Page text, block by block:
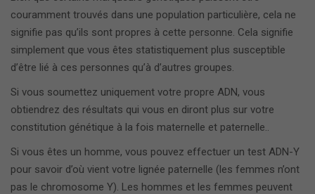
couramment trouvés dans une population particulière, cela ne
signifie pas qu’ils sont propres à cette personne. Cela signifie
simplement que vous êtes statistiquement plus susceptible
d’être lié à ces personnes qu’à d’autres groupes.
Si vous soumettez uniquement votre propre ADN, vous
obtiendrez des résultats qui vous en diront plus sur votre
constitution génétique à la fois maternelle et paternelle..
Si vous êtes un homme, vous pouvez effectuer un test ADN-Y
pour savoir d’où vient votre lignée paternelle (les femmes n’ont
pas le chromosome Y). Les hommes et les femmes peuvent